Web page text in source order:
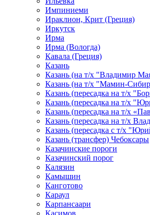
Импиниеми
Ираклион, Крит (Греция)
Иркутск
Ирма
Ирма (Вологда)
Кавала (Греция)
Казань
Казань (на т/х "Владимир
Казань (на т/х "Мамин-
Казань (пересадка на т/х
Казань (пересадка на т/х
Казань (пересадка на т/х
Казань (пересадка на т/х
Казань (пересадка с т/х
Казань (трансфер) Чебоксары
Казачинские пороги
Казачинский порог
Калязин
Камышин
Канготово
Караул
Карпансаари
Касимов